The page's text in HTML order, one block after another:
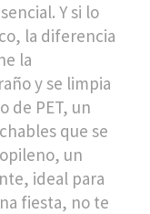
Y si lo
la diferencia
la
y se limpia
de PET, un
que se
, un
ideal para
fiesta, no te